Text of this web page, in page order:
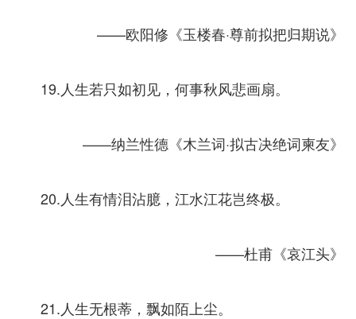
——欧阳修《玉楼春·尊前拟把归期说》
19.人生若只如初见，何事秋风悲画扇。
——纳兰性德《木兰词·拟古决绝词柬友》
20.人生有情泪沾臆，江水江花岂终极。
——杜甫《哀江头》
21.人生无根蒂，飘如陌上尘。